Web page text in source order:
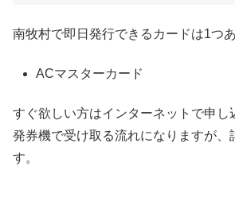
南牧村で即日発行できるカードは1つあ
ACマスターカード
すぐ欲しい方はインターネットで申し
発券機で受け取る流れになりますが、
す。